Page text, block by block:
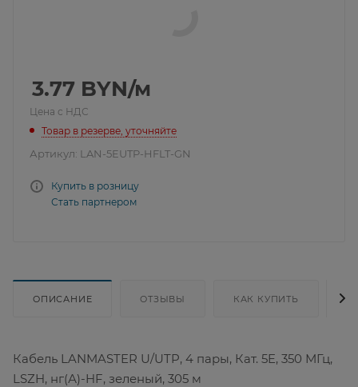
3.77 BYN/м
Цена с НДС
Товар в резерве, уточняйте
Артикул: LAN-5EUTP-HFLT-GN
Купить в розницу
Стать партнером
ОПИСАНИЕ ОТЗЫВЫ КАК КУПИТЬ
Кабель LANMASTER U/UTP, 4 пары, Кат. 5E, 350 МГц,
LSZH, нг(А)-HF, зеленый, 305 м